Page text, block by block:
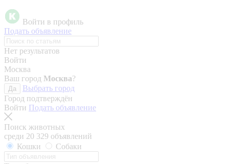
Войти в профиль
Подать объявление
Нет результатов
Войти
Москва
Ваш город Москва?
Да
Выбрать город
Город подтверждён
Войти Подать объявление
Поиск животных
среди 20 329 объявлений
Кошки
Собаки